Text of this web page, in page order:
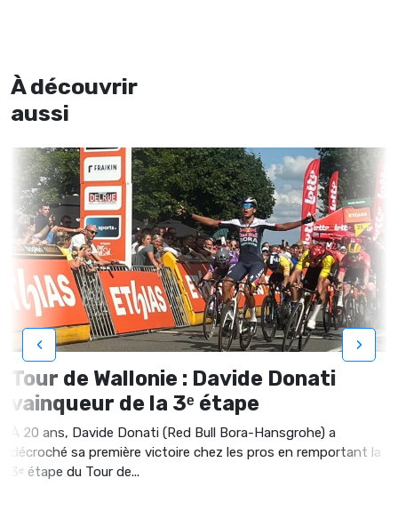
À découvrir
aussi
Tour de Wallonie : Davide Donati
vainqueur de la 3ᵉ étape
À 20 ans, Davide Donati (Red Bull Bora-Hansgrohe) a
décroché sa première victoire chez les pros en remportant la
3ᵉ étape du Tour de...
‹ ›